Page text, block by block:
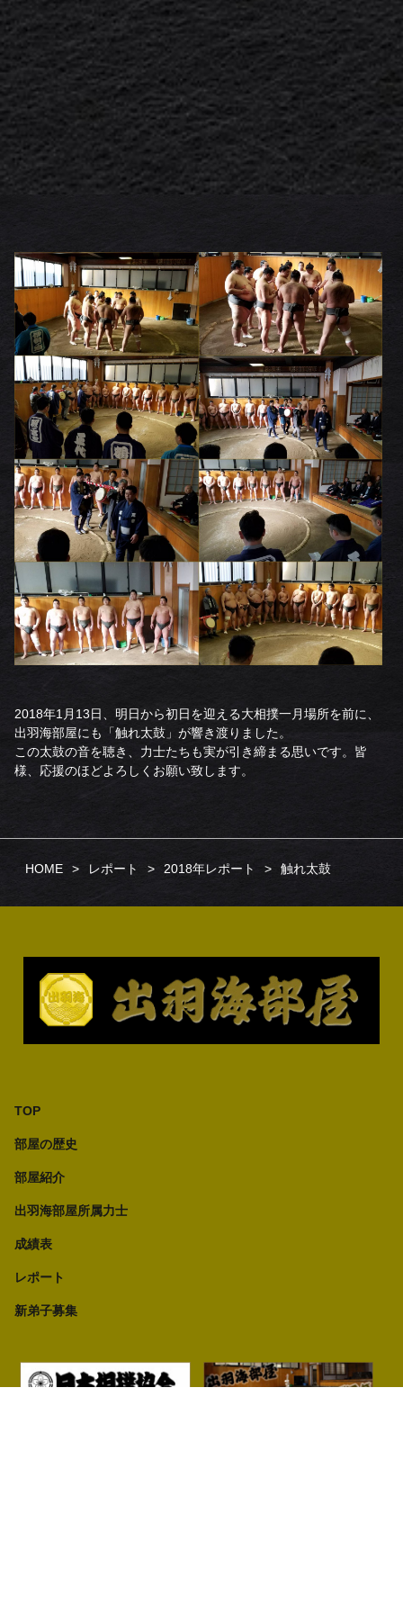
2018年1月13日、明日から初日を迎える大相撲一月場所を前に、
出羽海部屋にも「触れ太鼓」が響き渡りました。
この太鼓の音を聴き、力士たちも実が引き締まる思いです。皆
様、応援のほどよろしくお願い致します。
HOME レポート 2018年レポート 触れ太鼓
TOP
部屋の歴史
部屋紹介
出羽海部屋所属力士
成績表
レポート
新弟子募集